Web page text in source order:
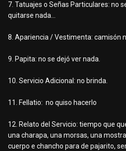
19. Puntaje Final (0/10): 7 / 10
hasta las 2 am. Los viernes y
dateo hermanos lecheros.
7. Tatuajes o Señas Particulares: no
quitarse nada...
8. Apariencia / Vestimenta: camisón
9. Papita: no se dejó ver nada.
10. Servicio Adicional: no brinda.
11. Fellatio: no quiso hacerlo
12. Relato del Servicio: tiempo que
una charapa, una morsas, una
cuerpo e chancho para de pajarito,